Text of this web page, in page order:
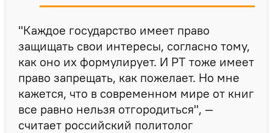
"Каждое государство имеет право
защищать свои интересы, согласно тому,
как оно их формулирует. И РТ тоже имеет
право запрещать, как пожелает. Но мне
кажется, что в современном мире от книг
все равно нельзя отгородиться", —
считает российский политолог